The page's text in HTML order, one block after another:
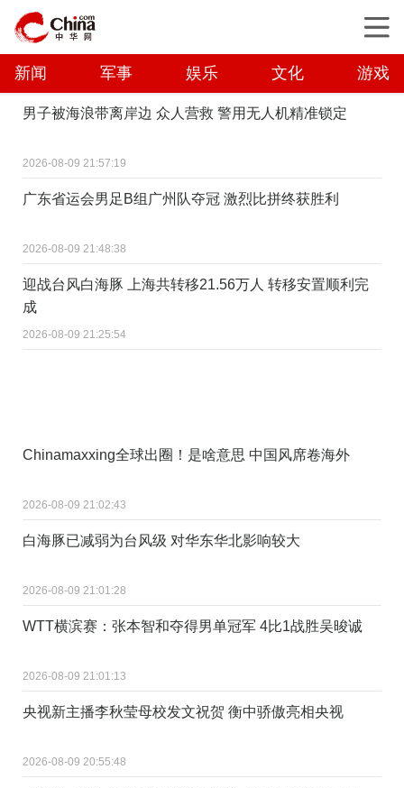
新闻 军事 娱乐 文化 游戏
男子被海浪带离岸边 众人营救 警用无人机精准锁定
2026-08-09 21:57:19
广东省运会男足B组广州队夺冠 激烈比拼终获胜利
2026-08-09 21:48:38
迎战台风白海豚 上海共转移21.56万人 转移安置顺利完
成
2026-08-09 21:25:54
Chinamaxxing全球出圈！是啥意思 中国风席卷海外
2026-08-09 21:02:43
白海豚已减弱为台风级 对华东华北影响较大
2026-08-09 21:01:28
WTT横滨赛：张本智和夺得男单冠军 4比1战胜吴晙诚
2026-08-09 21:01:13
央视新主播李秋莹母校发文祝贺 衡中骄傲亮相央视
2026-08-09 20:55:48